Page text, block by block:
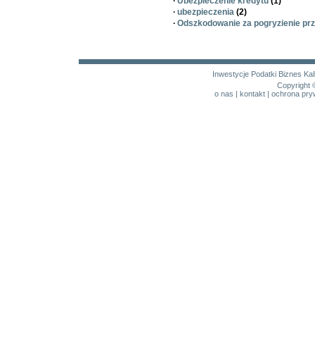
· ubezpieczenia (2)
· Odszkodowanie za pogryzienie
Inwestycje Podatki Biznes
Copyright
o nas | kontakt| ochrona